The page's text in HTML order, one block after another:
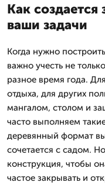
Как
ваши задачи
Когда нужно
важно учесть не
разное время года.
отдыха, для других
мангалом, столом и
часто выполняем
деревянный формат
сочетается с садом.
конструкция, чтобы
частое закрывать и